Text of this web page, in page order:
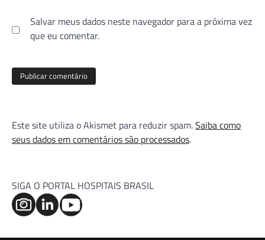
Salvar meus dados neste navegador para a próxima vez
que eu comentar.
Este site utiliza o Akismet para reduzir spam.Saiba como
seus dados em comentários são processados.
SIGA O PORTAL HOSPITAIS BRASIL